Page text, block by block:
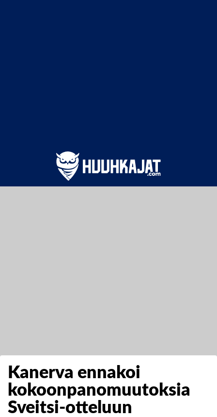
Kanerva ennakoi
kokoonpanomuutoksia
Sveitsi-otteluun